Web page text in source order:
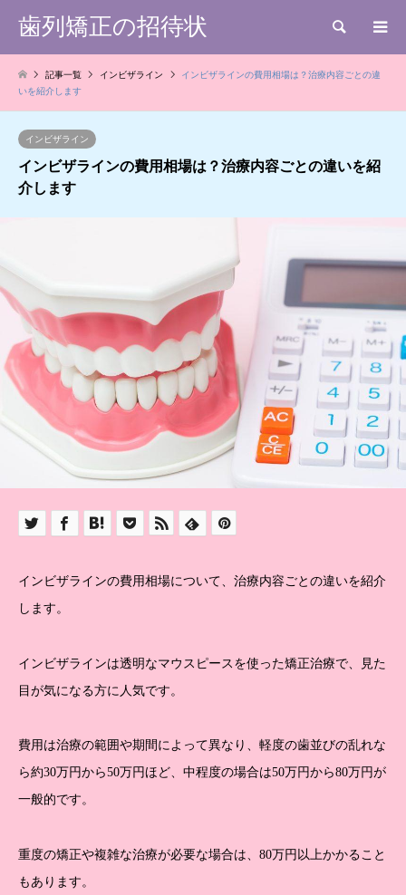
歯列矯正の招待状 検索
記事一覧 インビザライン
インビザラインの費用相場は？治療内容ごとの違
いを紹介します
インビザライン
インビザラインの費用相場は？治療内容ごとの違いを紹
介します
インビザラインの費用相場について、治療内容ごとの違いを紹介
します。
インビザラインは透明なマウスピースを使った矯正治療で、見た
目が気になる方に人気です。
費用は治療の範囲や期間によって異なり、軽度の歯並びの乱れな
ら約30万円から50万円ほど、中程度の場合は50万円から80万円が
一般的です。
重度の矯正や複雑な治療が必要な場合は、80万円以上かかること
もあります。